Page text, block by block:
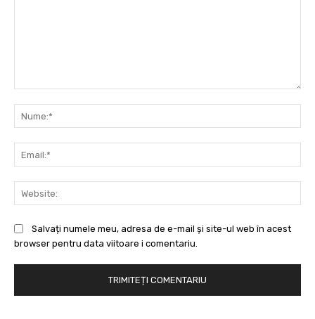
Salvați numele meu, adresa de e-mail și site-ul web în acest
browser pentru data viitoare i comentariu.